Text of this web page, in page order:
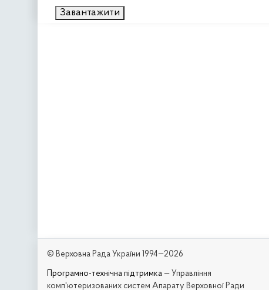
Завантажити
© Верховна Рада України 1994—2026
Програмно-технічна підтримка — Управління
комп'ютеризованих систем Апарату Верховної Ради